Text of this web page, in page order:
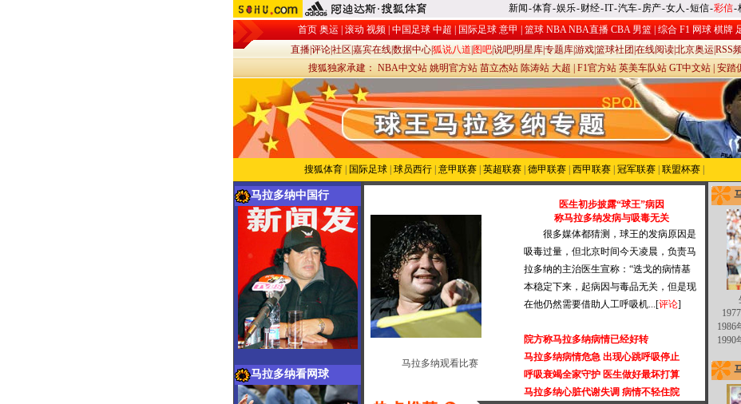
新闻-体育-娱乐-财经-IT-汽车-房产-女人 -短信-彩信-
首页 奥运| 滚动 视频| 中国足球 中超 国际足球 意甲 篮球 NBA NBA直播 CBA 男篮| 综合 F1 网球 棋牌
直播评论社区 嘉宾在线数据中心狐说八道 图吧说吧明星库专题库游戏篮球社团 在线阅读北京奥运RSS
搜狐独家承建： NBA中文站 姚明官方站 苗立杰站 陈涛站 大超 F1官方站 英美车队站 GT中文站 安踏
搜狐体育 国际足球 球员西行 意甲联赛 英超联赛 德甲联赛 西甲联赛 冠军联赛 联盟杯赛
马拉多纳中国行
马拉多纳看网球
马拉多纳观看比赛
医生初步披露“球王”病因
称马拉多纳发病与吸毒无关
很多媒体都猜测，球王的发病原因是
吸毒过量，但北京时间今天凌晨，负责马
拉多纳的主治医生宣称：“迭戈的病情基
本稳定下来，起病因与毒品无关，但是现
在他仍然需要借助人工呼吸机...[评论]
院方称马拉多纳病情已经好转
马拉多纳病情危急 出现心跳呼吸停止
呼吸衰竭全家守护 医生做好最坏打算
马拉多纳心脏代谢失调 病情不轻住院
马
1986
1990
马